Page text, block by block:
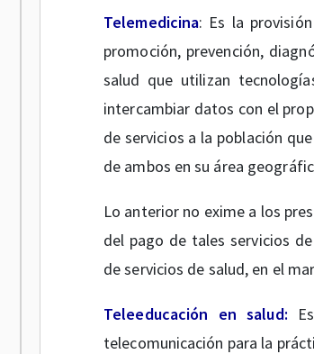
Telemedicina: Es la
promoción, prevención,
salud que utilizan
intercambiar datos con el
de servicios a la población
de ambos en su área
Lo anterior no exime a los
del pago de tales servicios
de servicios de salud, en el
Teleeducación en salud:
telecomunicación para la